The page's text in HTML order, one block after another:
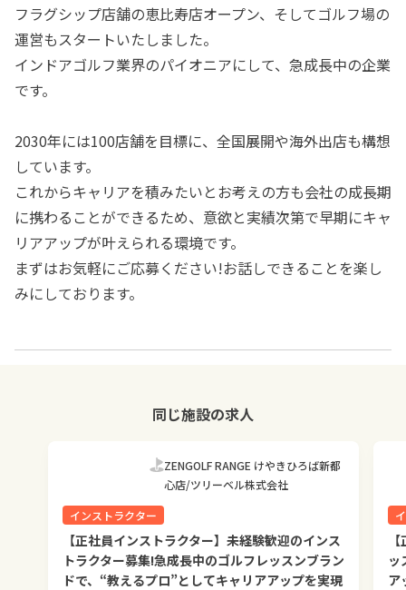
フラグシップ店舗の恵比寿店オープン、そしてゴルフ場の
運営もスタートいたしました。
インドアゴルフ業界のパイオニアにして、急成長中の企業
です。
2030年には100店舗を目標に、全国展開や海外出店も構想
しています。
これからキャリアを積みたいとお考えの方も会社の成長期
に携わることができるため、意欲と実績次第で早期にキャ
リアアップが叶えられる環境です。
まずはお気軽にご応募ください!お話しできることを楽し
みにしております。
同じ施設の求人
ZENGOLF RANGE けやきひろば新都
心店/ツリーベル株式会社
インストラクター
【正社員インストラクター】未経験歓迎のインス
トラクター募集!急成長中のゴルフレッスンブラン
ドで、“教えるプロ”としてキャリアアップを実現
ッ
ア